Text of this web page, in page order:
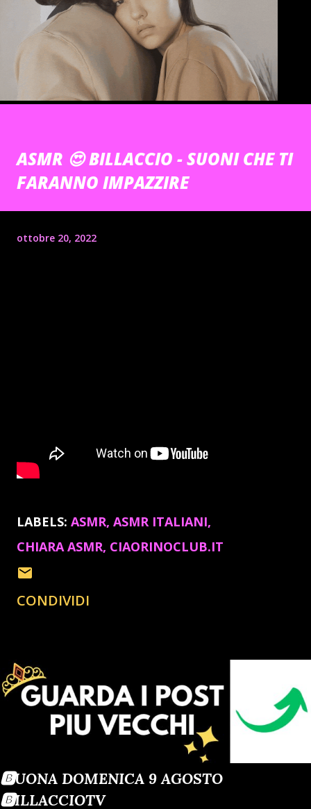
ASMR 😍 BILLACCIO - SUONI CHE TI
FARANNO IMPAZZIRE
ottobre 20, 2022
LABELS: ASMR ASMR ITALIANI
CHIARA ASMR CIAORINOCLUB.IT
CONDIVIDI
🅱️UONA DOMENICA 9 AGOSTO
🅱️ILLACCIOTV